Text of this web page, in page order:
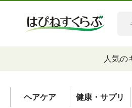
人気の
ヘアケア 健康・サプリ